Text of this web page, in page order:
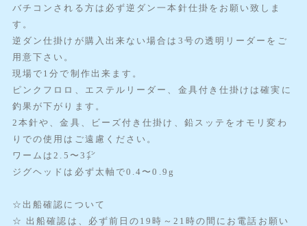
バチコンされる方は必ず逆ダン一本針仕掛をお願い致しま
す。
逆ダン仕掛けが購入出来ない場合は3号の透明リーダーをご
用意下さい。
現場で1分で制作出来ます。
ピンクフロロ、エステルリーダー、金具付き仕掛けは確実に
釣果が下がります。
2本針や、金具、ビーズ付き仕掛け、鉛スッテをオモリ変わ
りでの使用はご遠慮ください。
ワームは2.5〜3㌅
ジグヘッドは必ず太軸で0.4〜0.9g
☆出船確認について
☆ 出船確認は、必ず前日の19時～21時の間にお電話お願い